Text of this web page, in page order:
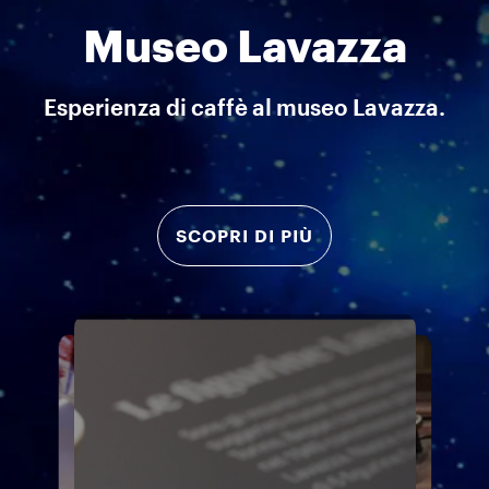
Museo Lavazza
Esperienza di caffè al museo Lavazza.
SCOPRI DI PIÙ